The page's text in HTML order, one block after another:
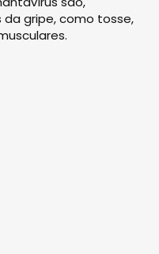
gripe, como tosse,